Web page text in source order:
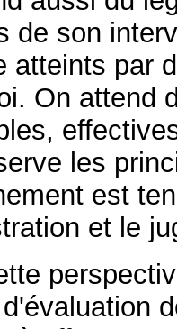
de son
atteints par
On attend
les
est
et le